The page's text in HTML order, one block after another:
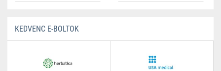
KEDVENC E-BOLTOK